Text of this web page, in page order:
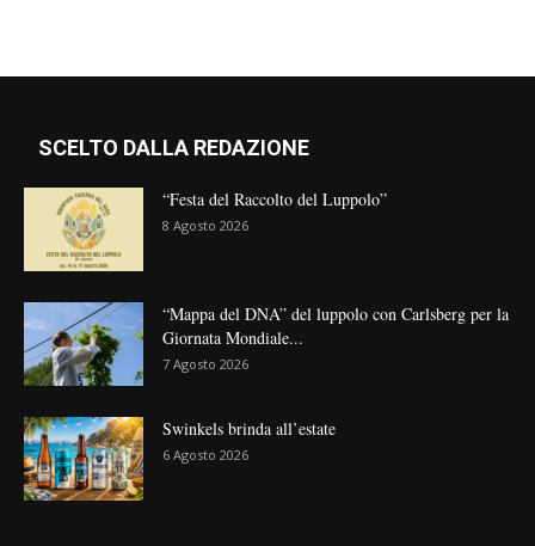
SCELTO DALLA REDAZIONE
“Festa del Raccolto del Luppolo”
8 Agosto 2026
“Mappa del DNA” del luppolo con Carlsberg per la
Giornata Mondiale...
7 Agosto 2026
Swinkels brinda all’estate
6 Agosto 2026